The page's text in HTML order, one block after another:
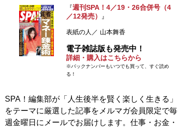
『週刊SPA！4／19・26合併号（4
／12発売）
』
表紙の人／ 山本舞香
電子雑誌版も発売中！
詳細・購入はこちらから
※バックナンバーもいつでも買って、すぐ読め
る！
SPA！編集部が「人生後半を賢く楽しく生きる」
をテーマに厳選した記事をメルマガ会員限定で毎
週金曜日にメールでお届けします。仕事・お金・